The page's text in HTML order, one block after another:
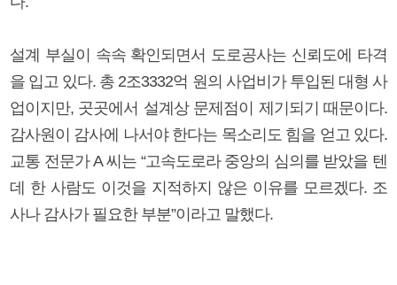
설계 부실이 속속 확인되면서 도로공사는 신뢰도에 타격
을 입고 있다. 총 2조3332억 원의 사업비가 투입된 대형 사
업이지만, 곳곳에서 설계상 문제점이 제기되기 때문이다.
감사원이 감사에 나서야 한다는 목소리도 힘을 얻고 있다.
교통 전문가 A 씨는 “고속도로라 중앙의 심의를 받았을 텐
데 한 사람도 이것을 지적하지 않은 이유를 모르겠다. 조
사나 감사가 필요한 부분”이라고 말했다.